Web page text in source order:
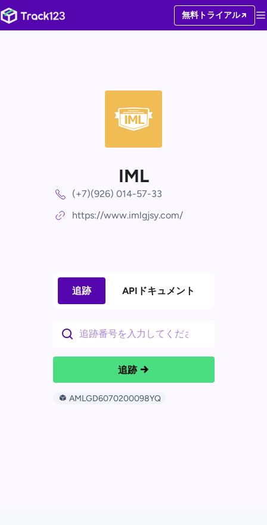
無料トライアル
IML
(+7)(926) 014-57-33
https://www.imlgjsy.com/
追跡 APIドキュメント
追跡
AMLGD6070200098YQ